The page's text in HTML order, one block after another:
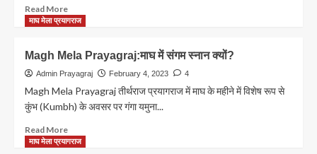
पूजन
के
स्नान
Read MoreRead
more
पूर्णिमा
का
स्नान
कल,कल्पवासी
अपने
अपने
घरों
माघ मेला प्रयागराज
Magh Mela Prayagraj:माघ में संगम स्नान क्यों?
Admin Prayagraj February 4, 2023 4
Magh Mela Prayagraj तीर्थराज प्रयागराज में माघ के महीने में विशेष रूप से
कुंभ (Kumbh) के अवसर पर गंगा यमुना...
Read MoreRead
more
माघ मेला प्रयागराज